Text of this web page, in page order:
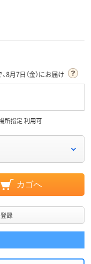
8月7日（金）にお届け
所指定 利用可
カゴへ
録